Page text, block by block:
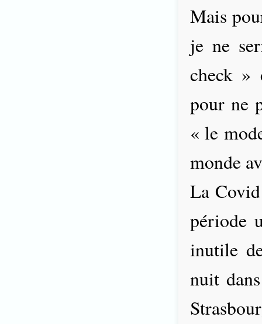
Mais
je ne
check »
pour ne
« le
monde
La
période
inutile
nuit